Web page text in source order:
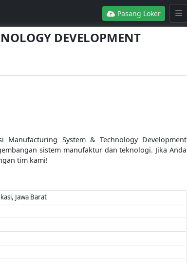
Pasang Loker
DEVELOPMENT
System & Technology Development
sistem manufaktur dan teknologi. Jika Anda
tim kami!
Jawa Barat